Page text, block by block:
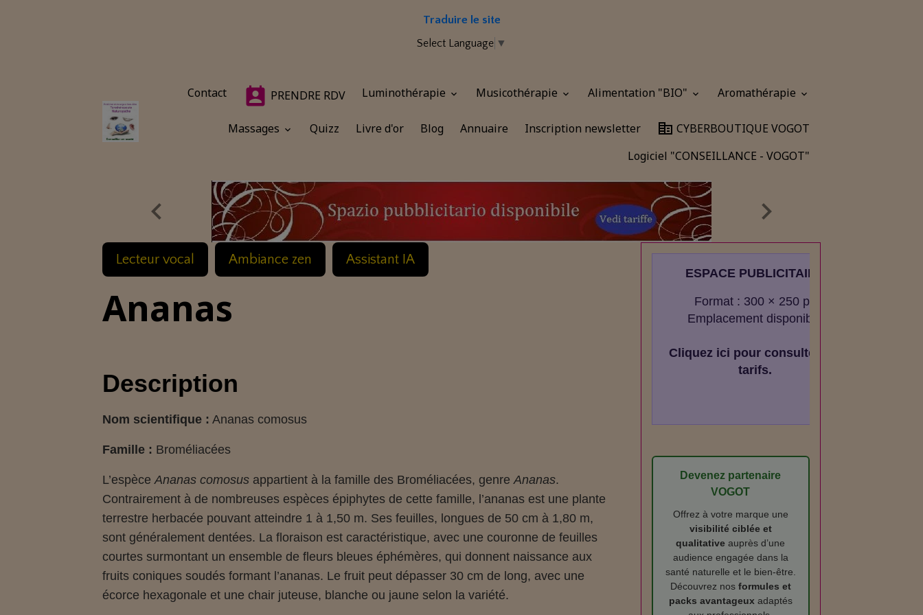
Traduire le site
Select Language ▼
Contact PRENDRE RDV Luminothérapie Musicothérapie Alimentation "BIO" Aromathérapie
Massages Quizz Livre d'or Blog Annuaire Inscription newsletter
CYBERBOUTIQUE VOGOT
Logiciel "CONSEILLANCE - VOGOT"
Lecteur vocal Ambiance zen Assistant IA
Ananas
Description
Nom scientifique : Ananas comosus
Famille : Broméliacées
L’espèceAnanas comosus appartient à la famille des Broméliacées, genreAnanas.
Contrairement à de nombreuses espèces épiphytes de cette famille, l’ananas est une plante
terrestre herbacée pouvant atteindre 1 à 1,50 m. Ses feuilles, longues de 50 cm à 1,80 m,
sont généralement dentées. La floraison est caractéristique, avec une couronne de feuilles
courtes surmontant un ensemble de fleurs bleues éphémères, qui donnent naissance aux
fruits coniques soudés formant l’ananas. Le fruit peut dépasser 30 cm de long, avec une
écorce hexagonale et une chair juteuse, blanche ou jaune selon la variété.
ESPACE PUBLICITAIRE
Format : 300 × 250 px
Emplacement disponible
Cliquez ici pour consulter les
tarifs.
Devenez partenaire
VOGOT
Offrez à votre marque une
visibilité ciblée et
qualitative auprès d’une
audience engagée dans la
santé naturelle et le bien‑être.
Découvrez nos formules et
packs avantageuxadaptés